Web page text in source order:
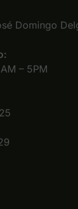
Domingo
– 5PM